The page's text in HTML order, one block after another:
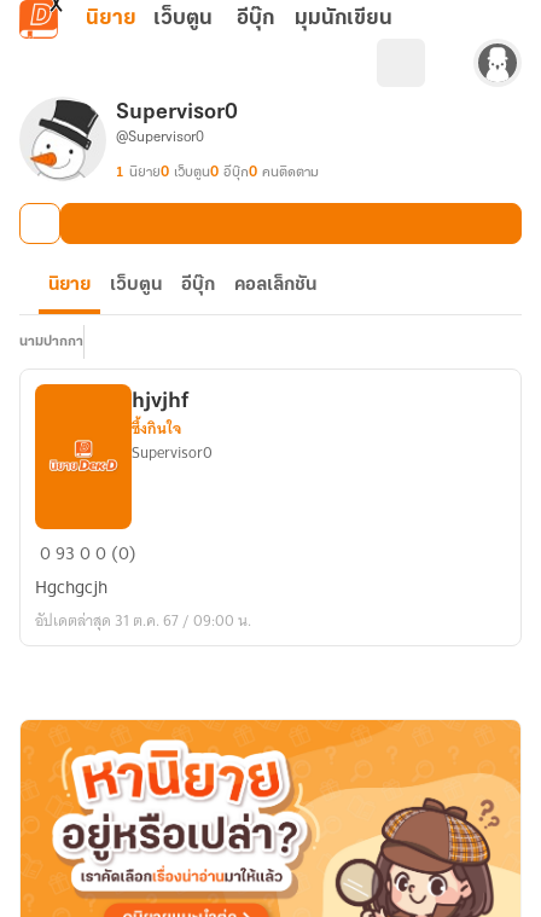
ข้ามไปยังเนื้อหาหลัก
นิยาย เว็บตูน อีบุ๊ก มุมนักเขียน
Supervisor0
@Supervisor0
1 นิยาย0 เว็บตูน0 อีบุ๊ก0 คนติดตาม
นิยาย เว็บตูน อีบุ๊ก คอลเล็กชัน
นามปากกา
hjvjhf
hjvjhf
ซึ้งกินใจ
Supervisor0
09300 (0)
Hgchgcjh
อัปเดตล่าสุด 31 ต.ค. 67 / 09:00 น.